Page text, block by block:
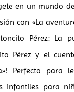
en un mundo
con «La
Pérez: La
Pérez y el
Perfecto para
infantiles para